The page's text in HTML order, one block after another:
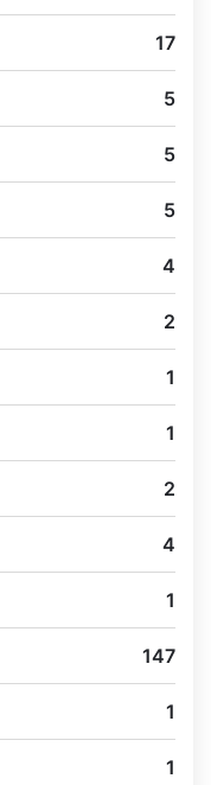
17
5
5
5
4
2
1
1
2
4
1
147
1
1